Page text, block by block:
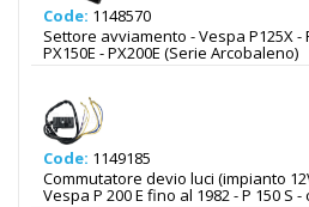
Code: 1148570
Settore avviamento - Vespa P125X -
PX150E - PX200E (Serie Arcobaleno)
Code: 1149185
Commutatore devio luci (impianto
Vespa P 200 E fino al 1982 - P 150 S